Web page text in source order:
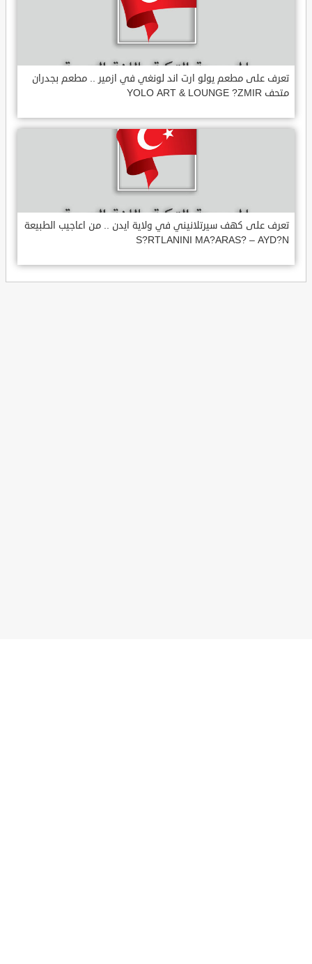
تعرف على مطعم يولو ارت اند لونغي في ازمير .. مطعم بجدران
متحف YOLO ART & LOUNGE ?ZMIR
تعرف على كهف سيرتلانيني في ولاية ايدن .. من اعاجيب الطبيعة
S?RTLANINI MA?ARAS? – AYD?N